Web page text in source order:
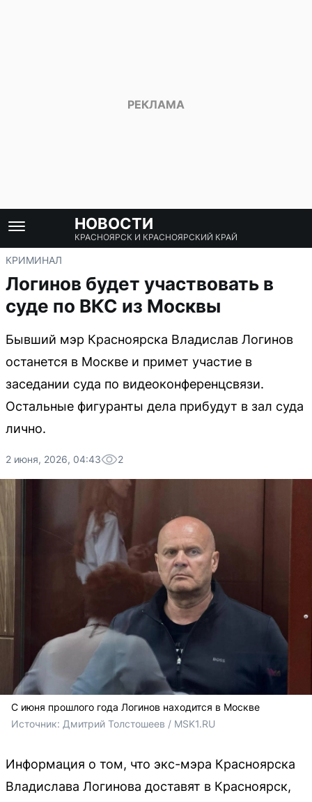
НОВОСТИ
КРАСНОЯРСК И КРАСНОЯРСКИЙ КРАЙ
КРИМИНАЛ
Логинов будет участвовать в
суде по ВКС из Москвы
Бывший мэр Красноярска Владислав Логинов
останется в Москве и примет участие в
заседании суда по видеоконференцсвязи.
Остальные фигуранты дела прибудут в зал суда
лично.
2 июня, 2026, 04:43 2
С июня прошлого года Логинов находится в Москве
Источник: Дмитрий Толстошеев / MSK1.RU
Информация о том, что экс-мэра Красноярска
Владислава Логинова доставят в Красноярск,